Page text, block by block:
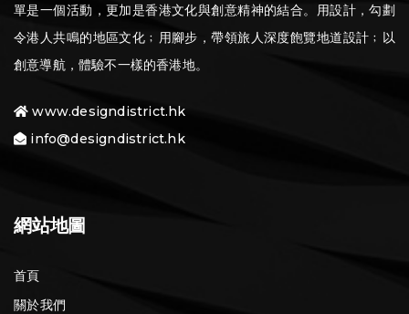
單是一個活動，更加是香港文化與創意精神的結合。用設計，勾劃
令港人共鳴的地區文化﹔用腳步，帶領旅人深度飽覽地道設計﹔以
創意導航，體驗不一樣的香港地。
www.designdistrict.hk
info@designdistrict.hk
網站地圖
首頁
關於我們